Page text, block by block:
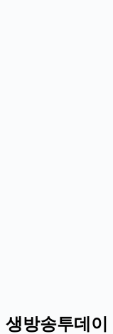
생방송투데이